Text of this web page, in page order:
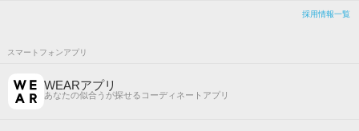
採用情報一覧
スマートフォンアプリ
WEARアプリ
あなたの似合うが探せるコーディネートアプリ